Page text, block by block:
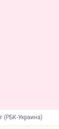
(РБК-Украина)